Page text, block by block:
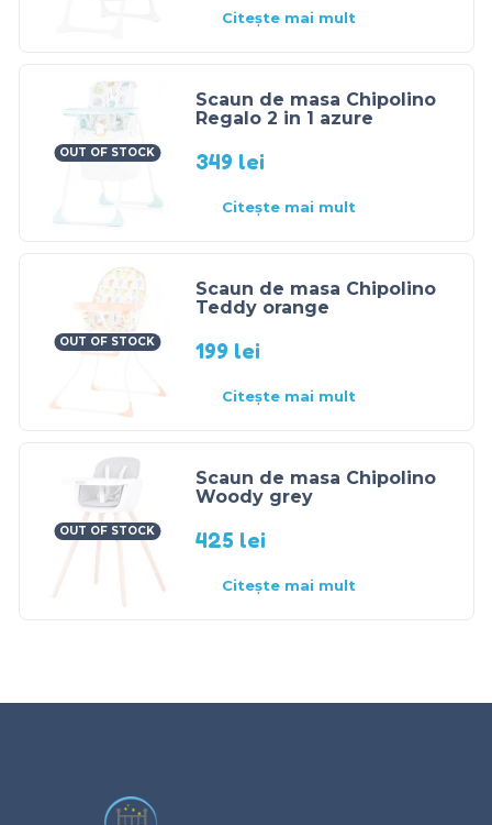
Citește mai mult
OUT OF STOCK
Scaun de masa Chipolino
Regalo 2 in 1 azure
349 lei
Citește mai mult
OUT OF STOCK
Scaun de masa Chipolino
Teddy orange
199 lei
Citește mai mult
OUT OF STOCK
Scaun de masa Chipolino
Woody grey
425 lei
Citește mai mult